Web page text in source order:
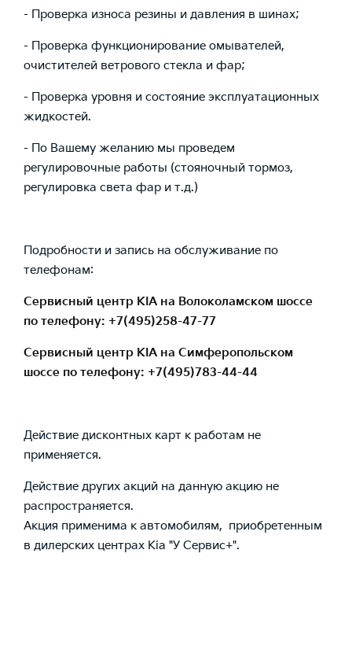
- Проверка износа резины и давления в шинах;
- Проверка функционирование омывателей,
очистителей ветрового стекла и фар;
- Проверка уровня и состояние эксплуатационных
жидкостей.
- По Вашему желанию мы проведем
регулировочные работы (стояночный тормоз,
регулировка света фар и т.д.)
Подробности и запись на обслуживание по
телефонам:
Сервисный центр KIA на Волоколамском шоссе
по телефону: +7(495)258-47-77
Сервисный центр KIA на Симферопольском
шоссе по телефону: +7(495)783-44-44
Действие дисконтных карт к работам не
применяется.
Действие других акций на данную акцию не
распространяется.
Акция применима к автомобилям, приобретенным
в дилерских центрах Kia "У Сервис+".